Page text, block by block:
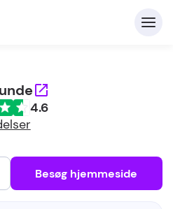
4.6
Besøg hjemmeside